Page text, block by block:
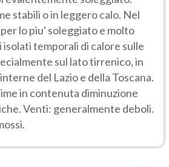
stabili o in leggero calo. Nel
lo piu' soleggiato e molto
isolati temporali di calore sulle
sul lato tirrenico, in
del Lazio e della Toscana.
in contenuta diminuzione
Venti: generalmente deboli.